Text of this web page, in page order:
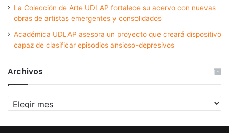
La Colección de Arte UDLAP fortalece su acervo con nuevas
obras de artistas emergentes y consolidados
Académica UDLAP asesora un proyecto que creará dispositivo
capaz de clasificar episodios ansioso-depresivos
Archivos
Archivos